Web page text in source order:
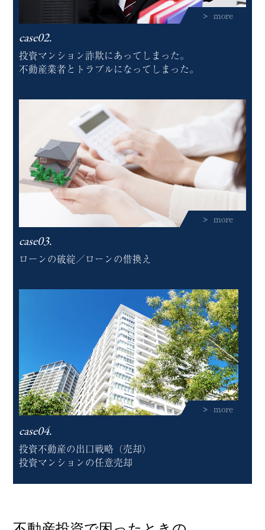
more
case02.
投資マンション詐欺にあってしまった。
不動産業者とトラブルになってしまった。
more
case03.
ローンの破綻／ローンの借換え
more
case04.
投資不動産の出口戦略（売却）
投資マンションの任意売却